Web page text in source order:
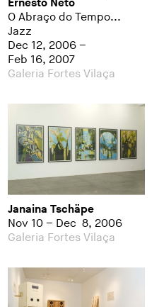
Ernesto Neto
O Abraço do Tempo...
Jazz
Dec 12, 2006 –
Feb 16, 2007
Galeria Fortes Vilaça
Janaina Tschäpe
Nov 10 – Dec 8, 2006
Galeria Fortes Vilaça